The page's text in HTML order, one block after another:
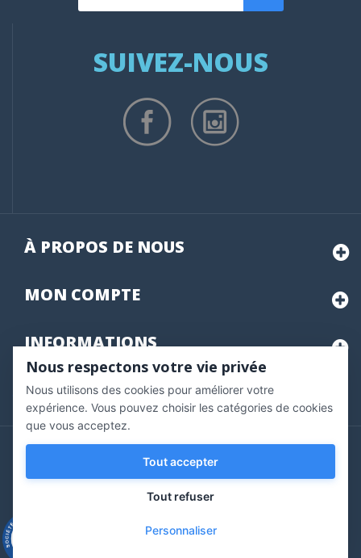
SUIVEZ-NOUS
À PROPOS DE NOUS
MON COMPTE
INFORMATIONS
Marchand approuvé par la Société des Avis Garantis,
pour vérifier .
Copyright © 2020 Vernazobres Grego - tous droits
réservés.
Nous respectons votre vie privée
Nous utilisons des cookies pour améliorer votre
expérience. Vous pouvez choisir les catégories de cookies
que vous acceptez.
Tout accepter
Tout refuser
Personnaliser